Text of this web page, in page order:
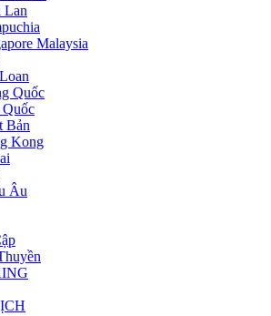
Lan
Malaysia
Quốc
Bản
Kong
Âu